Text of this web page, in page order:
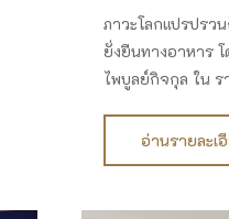
ภาวะโลกแปรปรว
ยั่งยืนทางอาหาร
ไพบูลย์กิจกุล ใน
อ่านรายละเ